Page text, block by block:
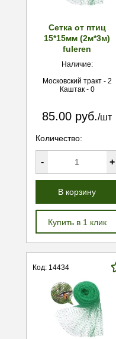
Сетка от птиц
15*15мм (2м*3м)
fuleren
Наличие:
Московский тракт - 2
Каштак - 0
85.00 руб./шт
Количество:
- +
В корзину
Купить в 1 клик
Код: 14434